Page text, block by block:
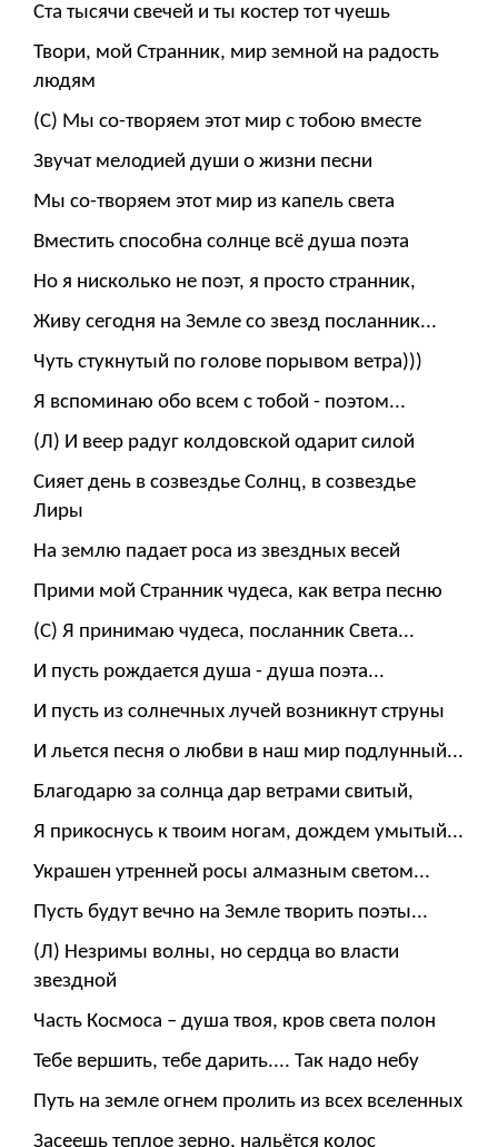
Ста тысячи свечей и ты костер тот чуешь
Твори, мой Странник, мир земной на радость
людям
(С) Мы со-творяем этот мир с тобою вместе
Звучат мелодией души о жизни песни
Мы со-творяем этот мир из капель света
Вместить способна солнце всё душа поэта
Но я нисколько не поэт, я просто странник,
Живу сегодня на Земле со звезд посланник...
Чуть стукнутый по голове порывом ветра)))
Я вспоминаю обо всем с тобой - поэтом...
(Л) И веер радуг колдовской одарит силой
Сияет день в созвездье Солнц, в созвездье
Лиры
На землю падает роса из звездных весей
Прими мой Странник чудеса, как ветра песню
(С) Я принимаю чудеса, посланник Света...
И пусть рождается душа - душа поэта...
И пусть из солнечных лучей возникнут струны
И льется песня о любви в наш мир подлунный...
Благодарю за солнца дар ветрами свитый,
Я прикоснусь к твоим ногам, дождем умытый...
Украшен утренней росы алмазным светом...
Пусть будут вечно на Земле творить поэты...
(Л) Незримы волны, но сердца во власти
звездной
Часть Космоса – душа твоя, кров света полон
Тебе вершить, тебе дарить.... Так надо небу
Путь на земле огнем пролить из всех вселенных
Засеешь теплое зерно, нальётся колос